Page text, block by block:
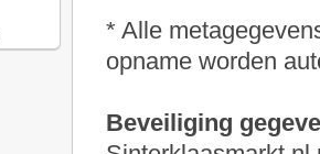
* Alle
opname worden
Beveiliging